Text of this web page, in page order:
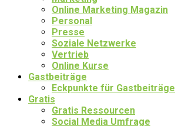
Online Marketing Magazin
Personal
Presse
Soziale Netzwerke
Vertrieb
Online Kurse
Gastbeiträge
Eckpunkte für Gastbeiträge
Gratis
Gratis Ressourcen
Social Media Umfrage